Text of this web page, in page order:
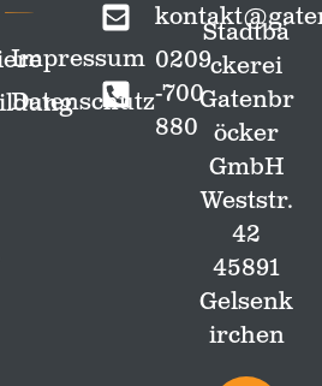
Stadtbä
ckerei
Gatenbr
öcker
GmbH
Weststr.
42
45891
Gelsenk
irchen
Impressum
Datenschutz
0209
-700
880